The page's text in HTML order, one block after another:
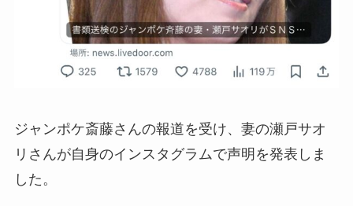
ジャンポケ斎藤さんの報道を受け、妻の瀬戸サオ
リさんが自身のインスタグラムで声明を発表しま
した。